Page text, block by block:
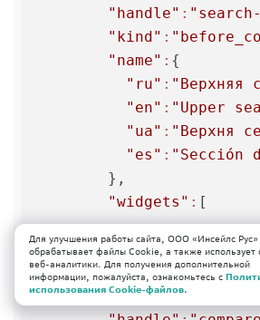
"handle" :
"kind" :
"name" : {
"ru" : "Верхняя
"en" : "Upper
"ua" : "Верхня
"es" : "Sección
        },
"widgets" : [
        ]
      },
      {
Для улучшения работы сайта, ООО «Инсейлс Рус»
обрабатывает файлы Cookie, а также использует
веб-аналитики. Для получения дополнительной
информации, пожалуйста, ознакомьтесь с
использования Cookie-файлов.